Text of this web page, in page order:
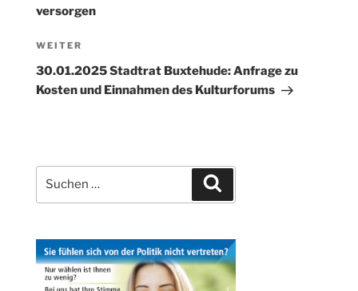
versorgen
Nächster
Beitrag
WEITER
30.01.2025 Stadtrat Buxtehude: Anfrage zu
Kosten und Einnahmen des Kulturforums
nach: